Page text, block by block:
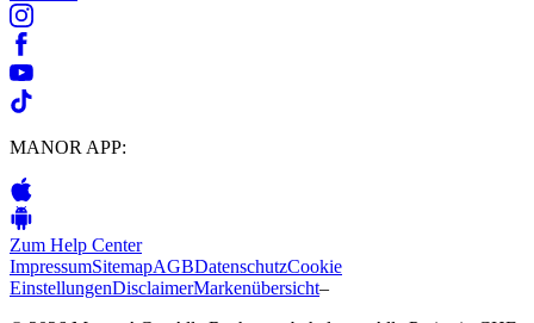
MANOR APP:
Zum Help Center
ImpressumSitemapAGBDatenschutzCookie
EinstellungenDisclaimerMarkenübersicht–